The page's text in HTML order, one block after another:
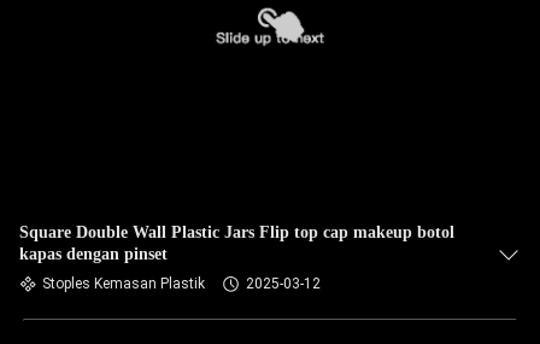
Square Double Wall Plastic Jars Flip top cap makeup botol
kapas dengan pinset
Stoples Kemasan Plastik 2025-03-12